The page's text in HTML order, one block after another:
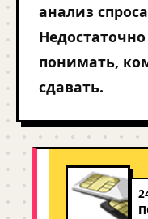
анализ
понимать,
сдавать.